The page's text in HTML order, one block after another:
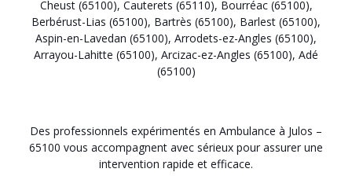
Cheust (65100), Cauterets (65110), Bourréac (65100),
Berbérust-Lias (65100), Bartrès (65100), Barlest (65100),
Aspin-en-Lavedan (65100), Arrodets-ez-Angles (65100),
Arrayou-Lahitte (65100), Arcizac-ez-Angles (65100), Adé
(65100)
Des professionnels expérimentés en Ambulance à Julos –
65100 vous accompagnent avec sérieux pour assurer une
intervention rapide et efficace.